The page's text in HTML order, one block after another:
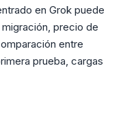
en Grok puede
precio de
entre
prueba, cargas